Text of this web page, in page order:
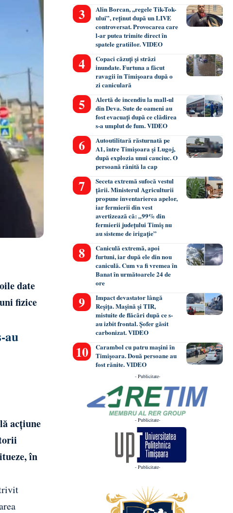
date
fizice
au
acțiune
în
Alin Borcan, ,,regele Tik-Tok-
ului”, reținut după un LIVE
controversat. Provocarea care
l-ar putea trimite direct în
spatele gratiilor. VIDEO
Copaci căzuți și străzi
inundate. Furtuna a făcut
ravagii în Timișoara după o
zi caniculară
Alertă de incendiu la mall-ul
din Deva. Sute de oameni au
fost evacuați după ce clădirea
s-a umplut de fum. VIDEO
Autoutilitară răsturnată pe
A1, între Timișoara și Lugoj,
după explozia unui cauciuc. O
persoană rănită la cap
Seceta extremă sufocă vestul
țării. Ministerul Agriculturii
propune inventarierea apelor,
iar fermierii din vest
avertizează că: „99% din
fermierii județului Timiș nu
au sisteme de irigație”
Caniculă extremă, apoi
furtuni, iar după ele din nou
caniculă. Cum va fi vremea în
Banat în următoarele 24 de
ore
Impact devastator lângă
Reșița. Mașină și TIR,
mistuite de flăcări după ce s-
au izbit frontal. Șofer găsit
carbonizat. VIDEO
Carambol cu patru mașini în
Timișoara. Două persoane au
fost rănite. VIDEO
- Publicitate-
- Publicitate-
- Publicitate-